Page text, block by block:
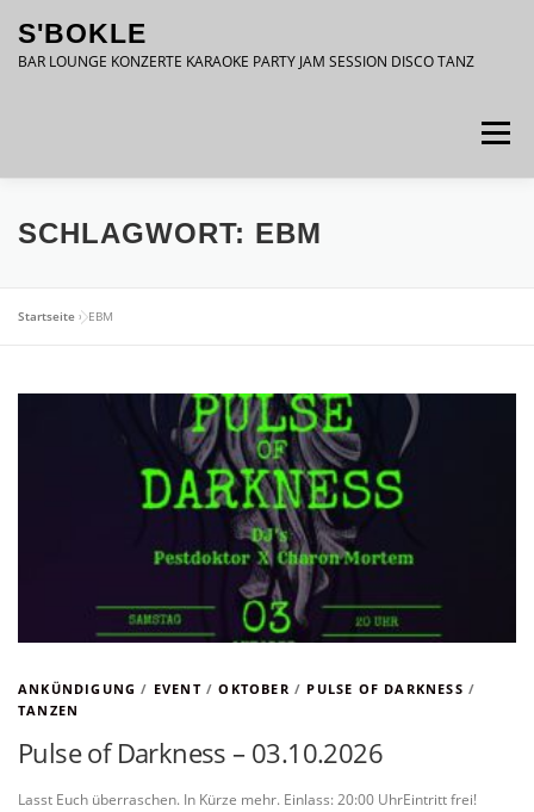
Inhalt
springen
S'BOKLE
BAR LOUNGE KONZERTE KARAOKE PARTY JAM SESSION DISCO TANZ
Menü
DATENSCHUTZ IMPRESSUM
SCHLAGWORT: EBM
Startseite »EBM
ANKÜNDIGUNG / EVENT/OKTOBER / PULSE OF DARKNESS /
TANZEN
Pulse of Darkness – 03.10.2026
Lasst Euch überraschen. In Kürze mehr. Einlass: 20:00 UhrEintritt frei!